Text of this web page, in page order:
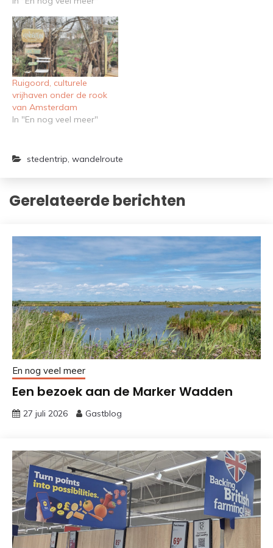
Ruigoord, culturele
vrijhaven onder de rook
van Amsterdam
In "En nog veel meer"
stedentrip, wandelroute
Gerelateerde berichten
En nog veel meer
Een bezoek aan de Marker Wadden
27 juli 2026 Gastblog